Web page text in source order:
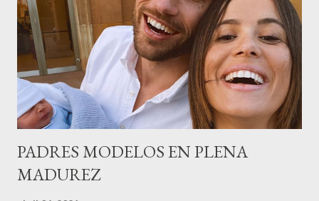
horas . Carolina y Quionia Pagés Carolina Pagés La cita ,en el
Museu Marítim de BCN ,en las Drassanes reunió a figuras
destacadas del sector,así como clientes, autoridades y medios
de comunicación, en una velada inolvidable bajo el lema “Cien
años peinando almas, creando belleza,i...
PADRES MODELOS EN PLENA
MADUREZ